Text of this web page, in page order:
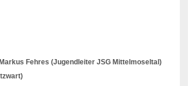
(Jugendleiter JSG Mittelmoseltal)